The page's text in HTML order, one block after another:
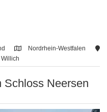
Nordrhein-Westfalen
Neersen